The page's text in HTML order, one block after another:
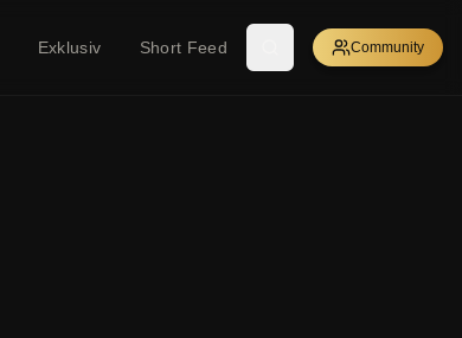
Exklusiv Short Feed Community